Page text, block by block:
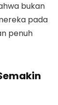
bukan
pada
penuh